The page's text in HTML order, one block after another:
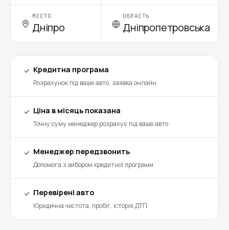
МІСТО
Дніпро
ОБЛАСТЬ
Дніпропетровська
Кредитна програма
Розрахунок під ваше авто, заявка онлайн
Ціна в місяць показана
Точну суму менеджер розрахує під ваше авто
Менеджер передзвонить
Допомога з вибором кредитної програми
Перевірені авто
Юридична чистота, пробіг, історія ДТП